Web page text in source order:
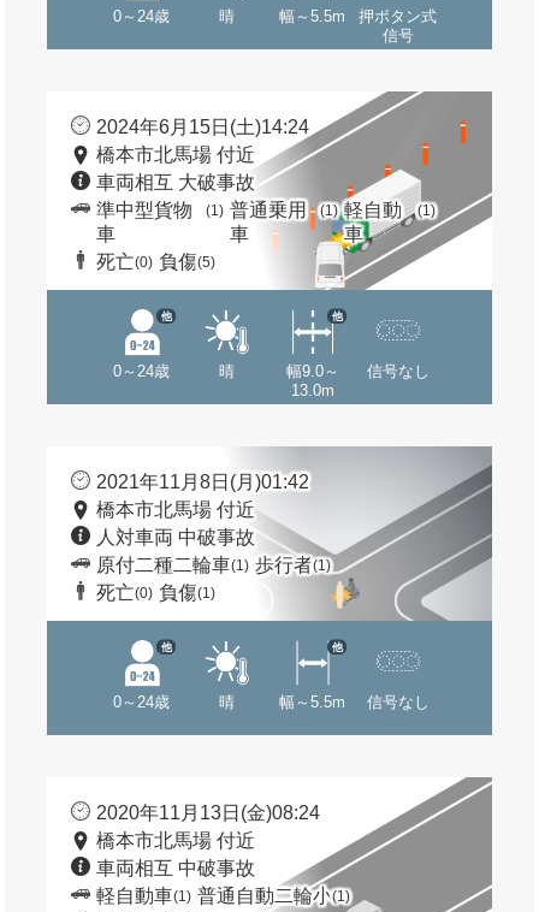
0～24歳 晴 幅～5.5m
押ボタン式
信号
2024年6月15日(土)14:24
橋本市北馬場 付近
車両相互 大破事故
準中型貨物
車
(1) 普通乗用
車
(1) 軽自動
車
(1)
死亡(0) 負傷(5)
0～24歳
他
晴
幅9.0～
13.0m
他
信号なし
2021年11月8日(月)01:42
橋本市北馬場 付近
人対車両 中破事故
原付二種二輪車(1) 歩行者(1)
死亡(0) 負傷(1)
0～24歳
他
晴 幅～5.5m
他
信号なし
2020年11月13日(金)08:24
橋本市北馬場 付近
車両相互 中破事故
軽自動車(1) 普通自動二輪小(1)